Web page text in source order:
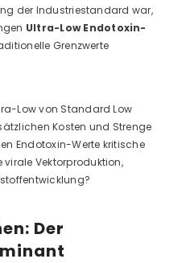
der Industriestandard war,
Ultra-Low Endotoxin-
Grenzwerte
Low von Standard Low
Kosten und Strenge
Endotoxin-Werte kritische
Vektorproduktion,
Der